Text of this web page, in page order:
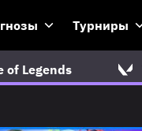
Турниры
of Legends